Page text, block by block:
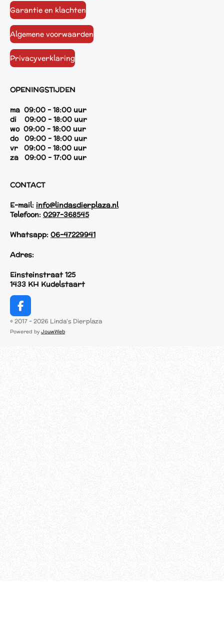
Garantie en klachten
Algemene voorwaarden
Privacyverklaring
OPENINGSTIJDEN
ma 09:00 - 18:00 uur
di 09:00 - 18:00 uur
wo 09:00 - 18:00 uur
do 09:00 - 18:00 uur
vr 09:00 - 18:00 uur
za 09:00 - 17:00 uur
CONTACT
E-mail: info@lindasdierplaza.nl
Telefoon: 0297-368545
Whatsapp: 06-47229941
Adres:
Einsteinstraat 125
1433 KH Kudelstaart
F
a
c
© 2017 - 2026 Linda's Dierplaza
Powered by JouwWeb